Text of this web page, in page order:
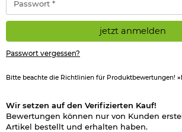
jetzt anmelden
Passwort vergessen?
Bitte beachte die Richtlinien für Produktbewertungen!
Wir setzen auf den Verifizierten Kauf!
Bewertungen können nur von Kunden
Artikel bestellt und erhalten haben.